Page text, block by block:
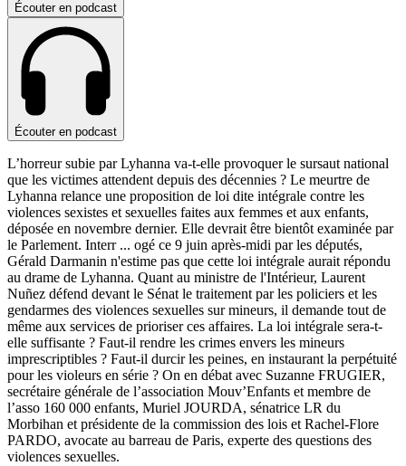
Écouter en podcast
Écouter en podcast
L’horreur subie par Lyhanna va-t-elle provoquer le sursaut national
que les victimes attendent depuis des décennies ? Le meurtre de
Lyhanna relance une proposition de loi dite intégrale contre les
violences sexistes et sexuelles faites aux femmes et aux enfants,
déposée en novembre dernier. Elle devrait être bientôt examinée par
le Parlement. Interr ... ogé ce 9 juin après-midi par les députés,
Gérald Darmanin n'estime pas que cette loi intégrale aurait répondu
au drame de Lyhanna. Quant au ministre de l'Intérieur, Laurent
Nuñez défend devant le Sénat le traitement par les policiers et les
gendarmes des violences sexuelles sur mineurs, il demande tout de
même aux services de prioriser ces affaires. La loi intégrale sera-t-
elle suffisante ? Faut-il rendre les crimes envers les mineurs
imprescriptibles ? Faut-il durcir les peines, en instaurant la perpétuité
pour les violeurs en série ? On en débat avec Suzanne FRUGIER,
secrétaire générale de l’association Mouv’Enfants et membre de
l’asso 160 000 enfants, Muriel JOURDA, sénatrice LR du
Morbihan et présidente de la commission des lois et Rachel-Flore
PARDO, avocate au barreau de Paris, experte des questions des
violences sexuelles.